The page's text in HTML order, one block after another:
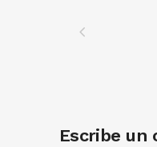
Escribe un